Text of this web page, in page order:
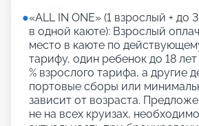
●«АLL IN ONE» (1 взрослый + до
в одной каюте): Взрослый
место в каюте по
тарифу, один ребенок до 18
% взрослого тарифа, а другие
портовые сборы или
зависит от возраста.
не на всех круизах,